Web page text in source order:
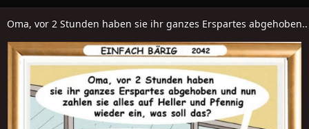
Oma, vor 2 Stunden haben sie ihr ganzes Erspartes abgehoben..